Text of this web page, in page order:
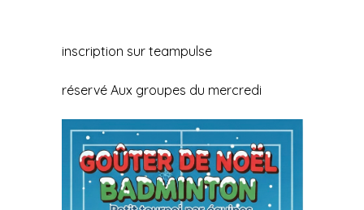
inscription sur teampulse
réservé Aux groupes du mercredi